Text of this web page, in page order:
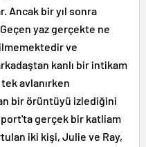
Ancak bir yıl sonra
yaz gerçekte ne
ve
kanlı bir intikam
avlanırken
bir örüntüyü izlediğini
gerçek bir katliam
iki kişi, Julie ve Ray,